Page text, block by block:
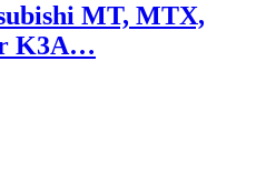
MT, MTX,
K3A…